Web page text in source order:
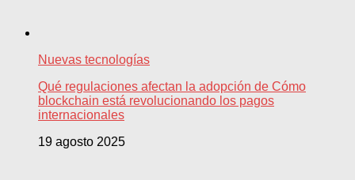
Nuevas tecnologías
Qué regulaciones afectan la adopción de Cómo
blockchain está revolucionando los pagos
internacionales
19 agosto 2025